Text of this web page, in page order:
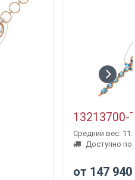
13213700-
Средний вес:
Доступно
от 147 940